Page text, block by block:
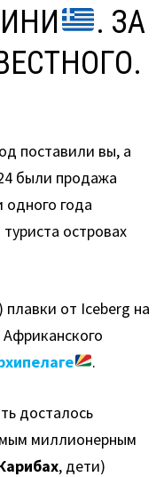
. ЗА
поставили вы, а
были продажа
одного года
островах
от Iceberg на
.
досталось
миллионерным
, дети)